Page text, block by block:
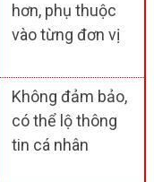
hơn, phụ thuộc
vào từng đơn vị
Không đảm bảo,
có thể lộ thông
tin cá nhân